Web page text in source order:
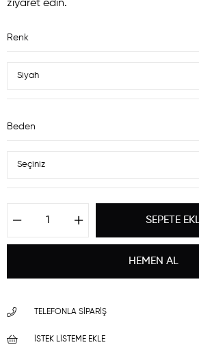
ziyaret edin.
Renk
Beden
TELEFONLA SIPARIŞ
İSTEK LISTEME EKLE